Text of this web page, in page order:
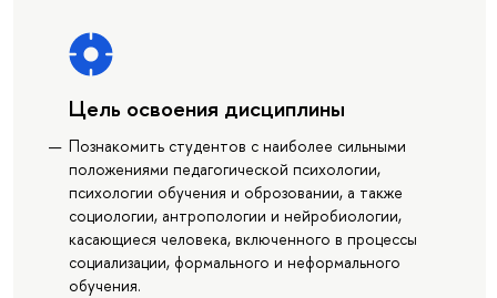
Цель освоения дисциплины
Познакомить студентов с наиболее сильными
положениями педагогической психологии,
психологии обучения и оброзовании, а также
социологии, антропологии и нейробиологии,
касающиеся человека, включенного в процессы
социализации, формального и неформального
обучения.